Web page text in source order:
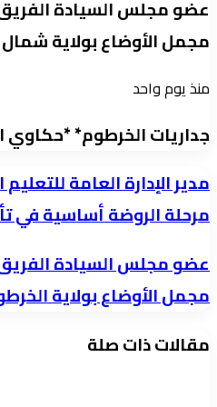
عضو مجلس السيادة الفريق
مجمل الأوضاع بولاية شمال
منذ يوم واحد
جداريات الخرطوم* *حكاوي
مدير
الإدارة
العامة
للتعليم
التعليم
المدرسي
مدير الإدارة العامة
مرحلة الروضة أساسية في
عضو
مجلس
السيادة
الفريق
عضو مجلس السيادة
مجمل الأوضاع بولاية
مقالات ذات صلة